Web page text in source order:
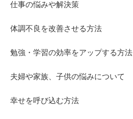
仕事の悩みや解決策
体調不良を改善させる方法
勉強・学習の効率をアップする方法
夫婦や家族、子供の悩みについて
幸せを呼び込む方法